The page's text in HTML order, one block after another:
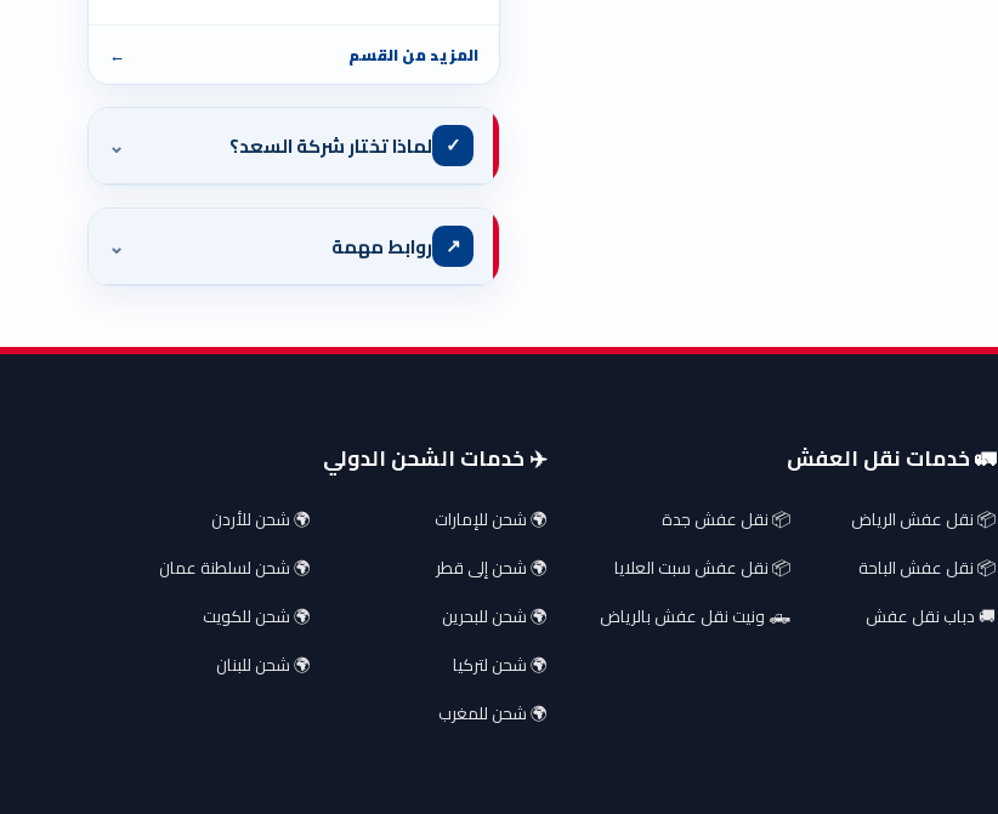
المزيد من القسم ←
✓ لماذا تختار شركة السعد؟ ⌄
↗ روابط مهمة ⌄
🚛 خدمات نقل العفش
📦 نقل عفش الرياض
📦 نقل عفش جدة
📦 نقل عفش الباحة
📦 نقل عفش سبت العلايا
🚚 دباب نقل عفش
🛻 ونيت نقل عفش بالرياض
✈️ خدمات الشحن الدولي
🌍 شحن للإمارات
🌍 شحن للأردن
🌍 شحن إلى قطر
🌍 شحن لسلطنة عمان
🌍 شحن للبحرين
🌍 شحن للكويت
🌍 شحن لتركيا
🌍 شحن للبنان
🌍 شحن للمغرب